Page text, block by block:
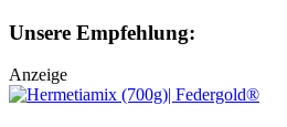
Unsere Empfehlung:
Anzeige